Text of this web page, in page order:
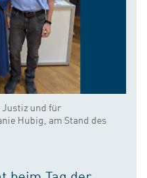
und für
Hubig, am Stand des